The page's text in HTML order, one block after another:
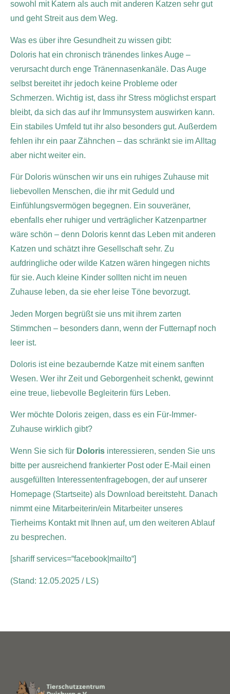
sowohl mit Katern als auch mit anderen Katzen sehr gut
und geht Streit aus dem Weg.
Was es über ihre Gesundheit zu wissen gibt:
Doloris hat ein chronisch tränendes linkes Auge –
verursacht durch enge Tränennasenkanäle. Das Auge
selbst bereitet ihr jedoch keine Probleme oder
Schmerzen. Wichtig ist, dass ihr Stress möglichst erspart
bleibt, da sich das auf ihr Immunsystem auswirken kann.
Ein stabiles Umfeld tut ihr also besonders gut. Außerdem
fehlen ihr ein paar Zähnchen – das schränkt sie im Alltag
aber nicht weiter ein.
Für Doloris wünschen wir uns ein ruhiges Zuhause mit
liebevollen Menschen, die ihr mit Geduld und
Einfühlungsvermögen begegnen. Ein souveräner,
ebenfalls eher ruhiger und verträglicher Katzenpartner
wäre schön – denn Doloris kennt das Leben mit anderen
Katzen und schätzt ihre Gesellschaft sehr. Zu
aufdringliche oder wilde Katzen wären hingegen nichts
für sie. Auch kleine Kinder sollten nicht im neuen
Zuhause leben, da sie eher leise Töne bevorzugt.
Jeden Morgen begrüßt sie uns mit ihrem zarten
Stimmchen – besonders dann, wenn der Futternapf noch
leer ist.
Doloris ist eine bezaubernde Katze mit einem sanften
Wesen. Wer ihr Zeit und Geborgenheit schenkt, gewinnt
eine treue, liebevolle Begleiterin fürs Leben.
Wer möchte Doloris zeigen, dass es ein Für-Immer-
Zuhause wirklich gibt?
Wenn Sie sich für Doloris interessieren, senden Sie uns
bitte per ausreichend frankierter Post oder E-Mail einen
ausgefüllten Interessentenfragebogen, der auf unserer
Homepage (Startseite) als Download bereitsteht. Danach
nimmt eine Mitarbeiterin/ein Mitarbeiter unseres
Tierheims Kontakt mit Ihnen auf, um den weiteren Ablauf
zu besprechen.
[shariff services=“facebook|mailto“]
(Stand: 12.05.2025 / LS)